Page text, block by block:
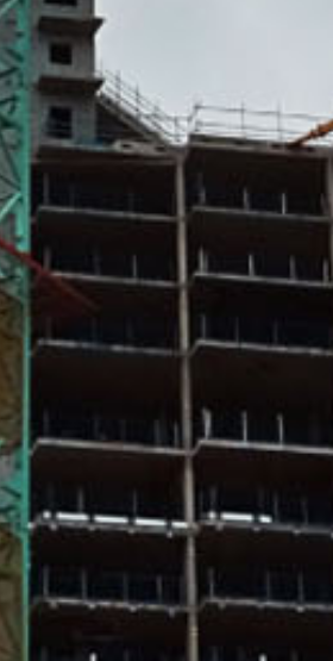
للتواصل معنا
ارسل لنا اسـتـفسـارك
Please fill the required field.
إرسل